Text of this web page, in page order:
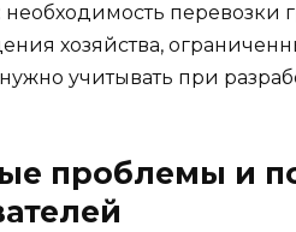
необходимость перевозки
хозяйства,
учитывать при
проблемы и